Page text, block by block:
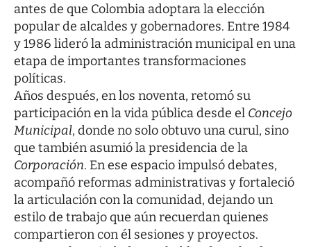
antes de que Colombia adoptara la elección
popular de alcaldes y gobernadores. Entre 1984
y 1986 lideró la administración municipal en una
etapa de importantes transformaciones
políticas.
Años después, en los noventa, retomó su
participación en la vida pública desde el Concejo
Municipal, donde no solo obtuvo una curul, sino
que también asumió la presidencia de la
Corporación. En ese espacio impulsó debates,
acompañó reformas administrativas y fortaleció
la articulación con la comunidad, dejando un
estilo de trabajo que aún recuerdan quienes
compartieron con él sesiones y proyectos.